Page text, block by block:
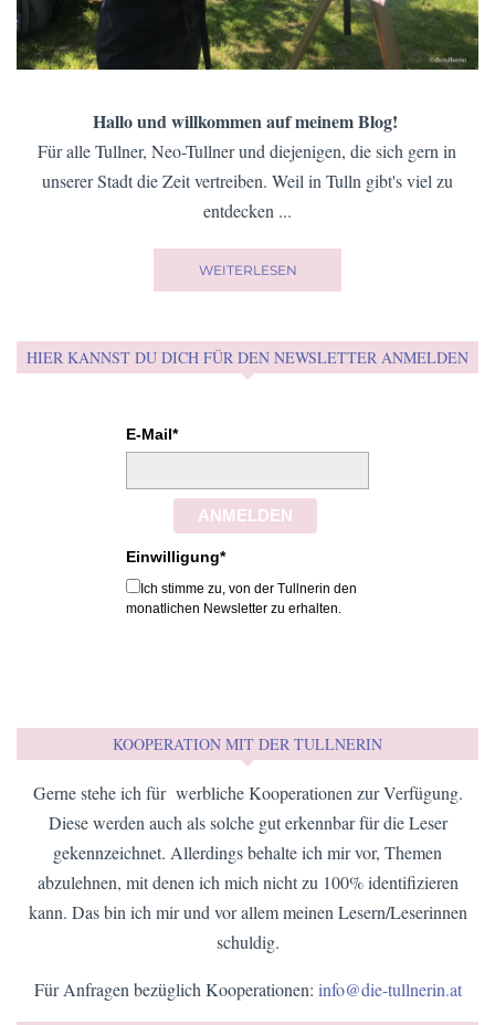
Hallo und willkommen auf meinem Blog!
Für alle Tullner, Neo-Tullner und diejenigen, die sich gern in
unserer Stadt die Zeit vertreiben. Weil in Tulln gibt's viel zu
entdecken ...
WEITERLESEN
HIER KANNST DU DICH FÜR DEN NEWSLETTER ANMELDEN
E-Mail*
ANMELDEN
Einwilligung*
Ich stimme zu, von der Tullnerin den
monatlichen Newsletter zu erhalten.
KOOPERATION MIT DER TULLNERIN
Gerne stehe ich für werbliche Kooperationen zur Verfügung.
Diese werden auch als solche gut erkennbar für die Leser
gekennzeichnet. Allerdings behalte ich mir vor, Themen
abzulehnen, mit denen ich mich nicht zu 100% identifizieren
kann. Das bin ich mir und vor allem meinen Lesern/Leserinnen
schuldig.
Für Anfragen bezüglich Kooperationen: info@die-tullnerin.at